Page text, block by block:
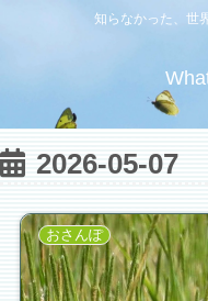
知らなかった、世
2026-05-07
おさんぽ